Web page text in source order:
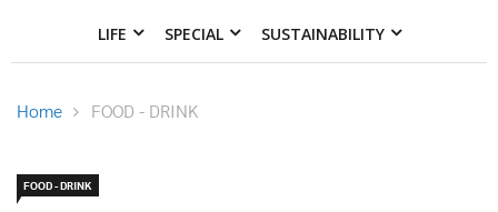
LIFE SPECIAL SUSTAINABILITY
Home FOOD - DRINK
FOOD - DRINK